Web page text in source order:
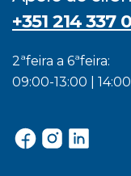
+351 214 337
2ªfeira a 6ªfeira:
09:00-13:00 |